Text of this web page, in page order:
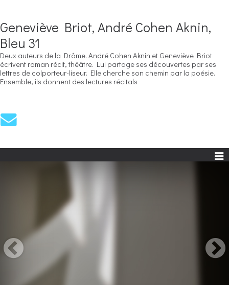
Geneviève Briot, André Cohen Aknin,
Bleu 31
Deux auteurs de la Drôme. André Cohen Aknin et Geneviève Briot
écrivent roman récit, théâtre. Lui partage ses découvertes par ses
lettres de colporteur-liseur. Elle cherche son chemin par la poésie.
Ensemble, ils donnent des lectures récitals